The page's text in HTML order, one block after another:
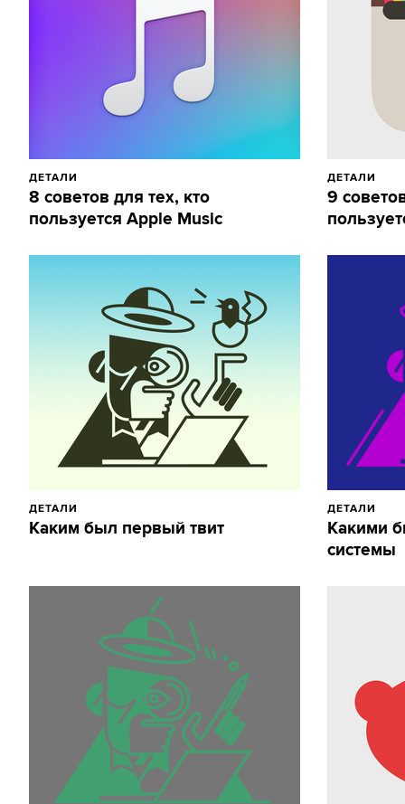
ДЕТАЛИ
8 советов для тех, кто
пользуется Apple Music
ДЕТАЛИ
Каким был первый твит
ДЕТАЛИ
9
ДЕТАЛИ
Какими
системы